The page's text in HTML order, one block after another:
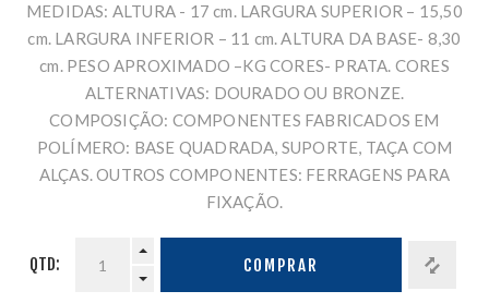
MEDIDAS: ALTURA - 17 cm. LARGURA SUPERIOR – 15,50
cm. LARGURA INFERIOR – 11 cm. ALTURA DA BASE- 8,30
cm. PESO APROXIMADO –KG CORES- PRATA. CORES
ALTERNATIVAS: DOURADO OU BRONZE.
COMPOSIÇÃO: COMPONENTES FABRICADOS EM
POLÍMERO: BASE QUADRADA, SUPORTE, TAÇA COM
ALÇAS. OUTROS COMPONENTES: FERRAGENS PARA
FIXAÇÃO.
QTD: COMPRAR